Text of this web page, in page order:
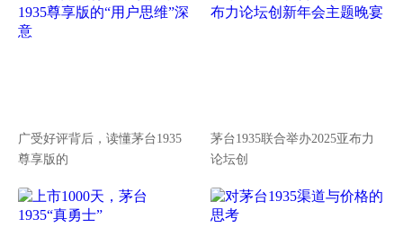
广受好评背后，读懂茅台1935
尊享版的
茅台1935联合举办2025亚布力
论坛创